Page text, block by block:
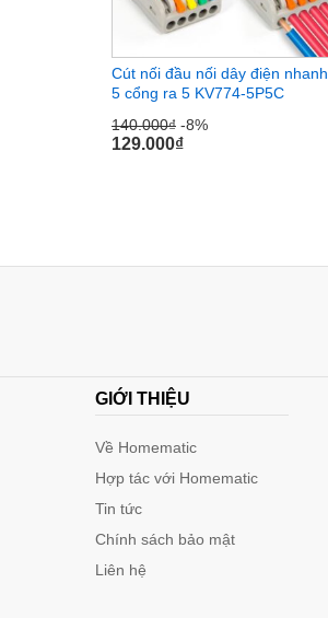
Cút nối đầu nối dây điện nhanh
5 cổng ra 5 KV774-5P5C
140.000₫ -8%
129.000₫
GIỚI THIỆU
Về Homematic
Hợp tác với Homematic
Tin tức
Chính sách bảo mật
Liên hệ